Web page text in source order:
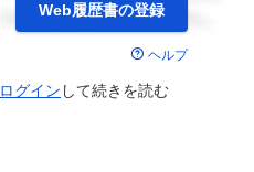
Web履歴書の登録
ヘルプ
ログイン して続きを読む